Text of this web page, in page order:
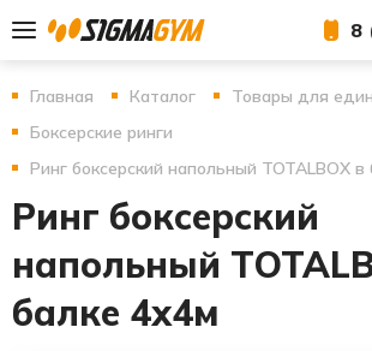
8
Главная Каталог
Товары для
Боксерские ринги
Ринг боксерский напольный TOTALBOX в
Ринг боксерский
напольный
балке 4х4м